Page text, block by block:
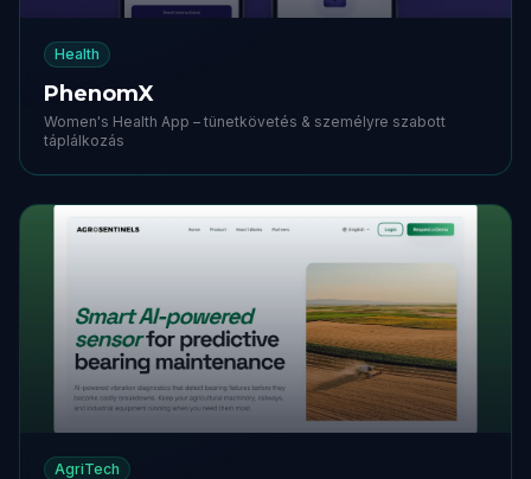
Health
PhenomX
Women's Health App – tünetkövetés & személyre szabott
táplálkozás
AgriTech